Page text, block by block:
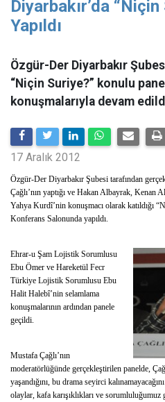
Diyarbakır’da
Yapıldı
Özgür-Der Diyarbakır
“Niçin Suriye?” konulu
konuşmalarıyla devam
17 Aralık 2012
Özgür-Der Diyarbakır Şubesi tarafından
Çağlı’nın yaptığı ve Hakan Albayrak, Kenan
Yahya Kurdî’nin konuşmacı olarak katıldığı
Konferans Salonunda yapıldı.
Ehrar-u Şam Lojistik Sorumlusu
Ebu Ömer ve Hareketül Fecr
Türkiye Lojistik Sorumlusu Ebu
Halit Halebî’nin selamlama
konuşmalarının ardından panele
geçildi.
Mustafa Çağlı’nın
moderatörlüğünde gerçekleştirilen panelde,
yaşandığını, bu drama seyirci
olaylar, kafa karışıklıkları ve sorumluluğumuz